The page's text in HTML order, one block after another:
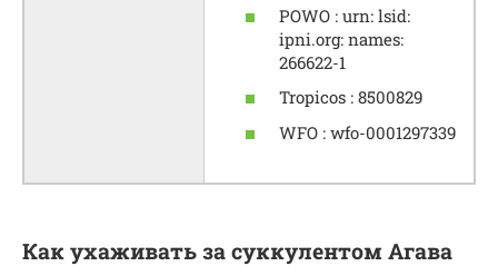
POWO : urn: lsid:
ipni.org: names:
266622-1
Tropicos : 8500829
WFO : wfo-0001297339
Как ухаживать за суккулентом Агава